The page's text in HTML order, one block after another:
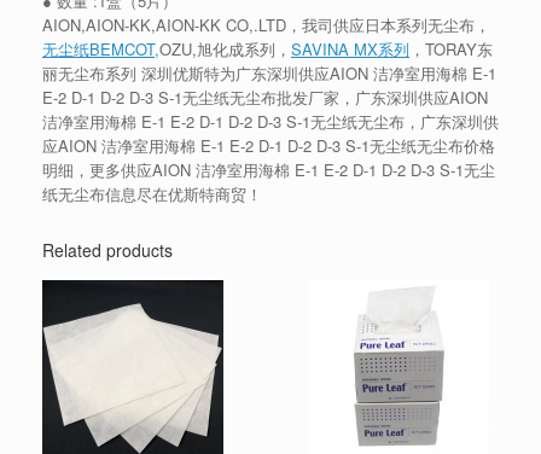
AION,AION-KK,AION-KK CO,.LTD，我司供应日本系列无尘布，
无尘纸BEMCOT,OZU,旭化成系列， SAVINA MX系列 ，TORAY东
丽无尘布系列 深圳优斯特为广东深圳供应AION 洁净室用海棉 E-1
E-2 D-1 D-2 D-3 S-1无尘纸无尘布批发厂家，广东深圳供应AION
洁净室用海棉 E-1 E-2 D-1 D-2 D-3 S-1无尘纸无尘布，广东深圳供
应AION 洁净室用海棉 E-1 E-2 D-1 D-2 D-3 S-1无尘纸无尘布价格
明细，更多供应AION 洁净室用海棉 E-1 E-2 D-1 D-2 D-3 S-1无尘
纸无尘布信息尽在优斯特商贸！
Related products